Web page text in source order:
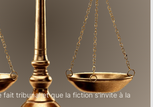
fait tribunal et que la fiction s'invite à la